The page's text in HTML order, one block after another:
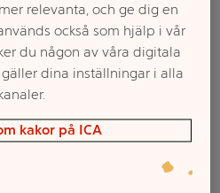
kulör
och handla
mellan butikerna
relevanta, och ge dig en
också som hjälp i vår
du någon av våra digitala
dina inställningar i alla
kakor på ICA